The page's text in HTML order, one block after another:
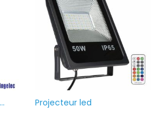
Projecteur led